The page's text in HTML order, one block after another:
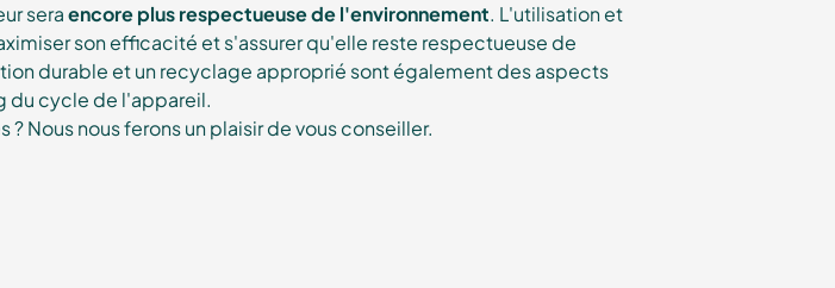
seraencore plus respectueuse de l'environnement. L'utilisation et
son efficacité et s'assurer qu'elle reste respectueuse de
durable et un recyclage approprié sont également des aspects
du cycle de l'appareil.
Nous nous ferons un plaisir de vous conseiller.